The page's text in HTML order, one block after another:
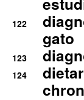
122
gato
123
124